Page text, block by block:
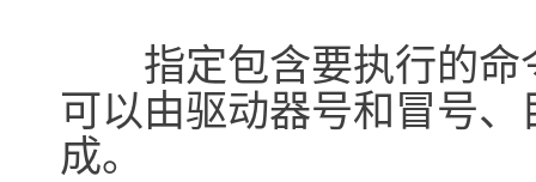
指定包含要执行的命
可以由驱动器号和冒号
成。